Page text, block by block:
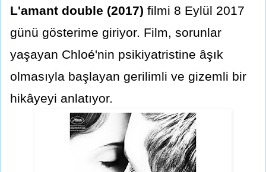
L'amant double (2017) filmi 8 Eylül 2017
günü gösterime giriyor. Film, sorunlar
yaşayan Chloé'nin psikiyatristine âşık
olmasıyla başlayan gerilimli ve gizemli bir
hikâyeyi anlatıyor.